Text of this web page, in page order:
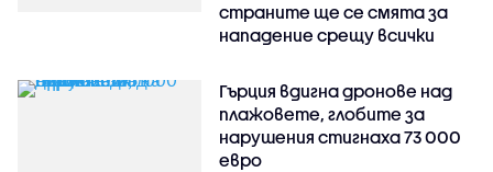
страните ще се смята за
нападение срещу всички
Гърция вдигна дронове над
плажовете, глобите за
нарушения стигнаха 73 000
евро